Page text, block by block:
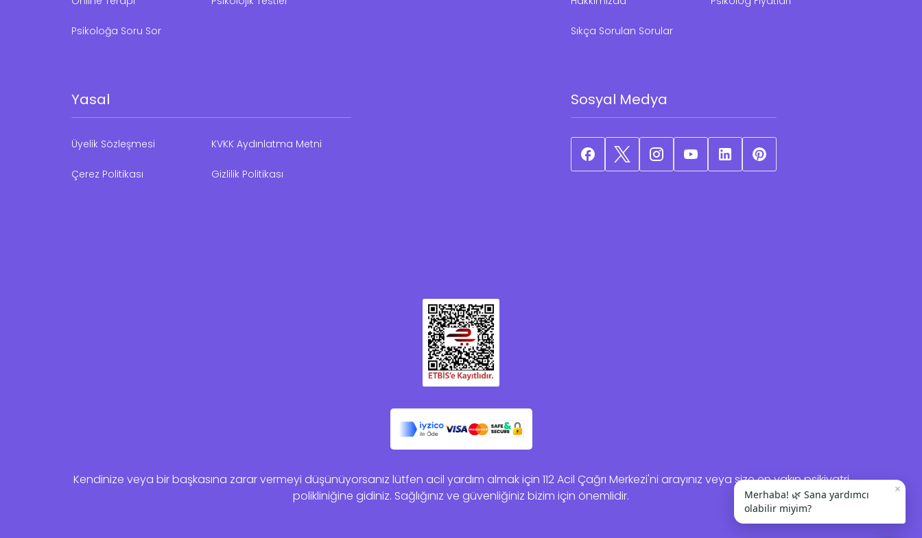
Psikoloğa Soru Sor Sıkça Sorulan Sorular
Yasal
Üyelik Sözleşmesi KVKK Aydınlatma Metni
Çerez Politikası Gizlilik Politikası
Sosyal Medya
Kendinize veya bir başkasına zarar vermeyi düşünüyorsanız lütfen acil yardım almak için 112 Acil Çağrı Merkezi'ni arayınız veya size en yakın psikiyatri
polikliniğine gidiniz. Sağlığınız ve güvenliğiniz bizim için önemlidir.
×
Merhaba! 🌿 Sana yardımcı
olabilir miyim?